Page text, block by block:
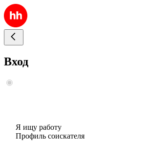
Вход
Я ищу работу
Профиль соискателя